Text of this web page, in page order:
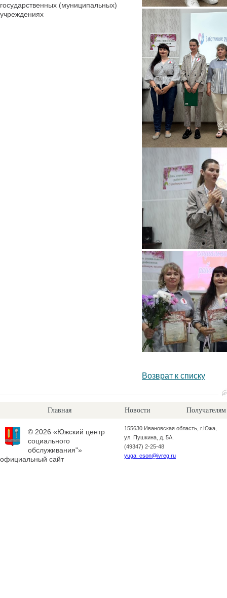
Возврат к списку
государственных (муниципальных)
учреждениях
Главная Новости Получателям
© 2026 «Южский центр
социального
обслуживания"»
официальный сайт
155630 Ивановская область, г.Южа,
ул. Пушкина, д. 5А.
(49347) 2-25-48
yuga_cson@ivreg.ru